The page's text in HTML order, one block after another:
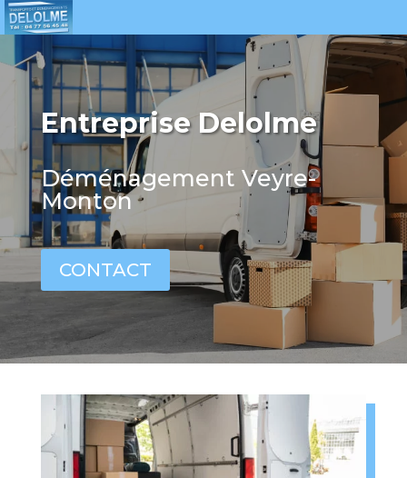
Entreprise Delolme
Déménagement Veyre-
Monton
CONTACT